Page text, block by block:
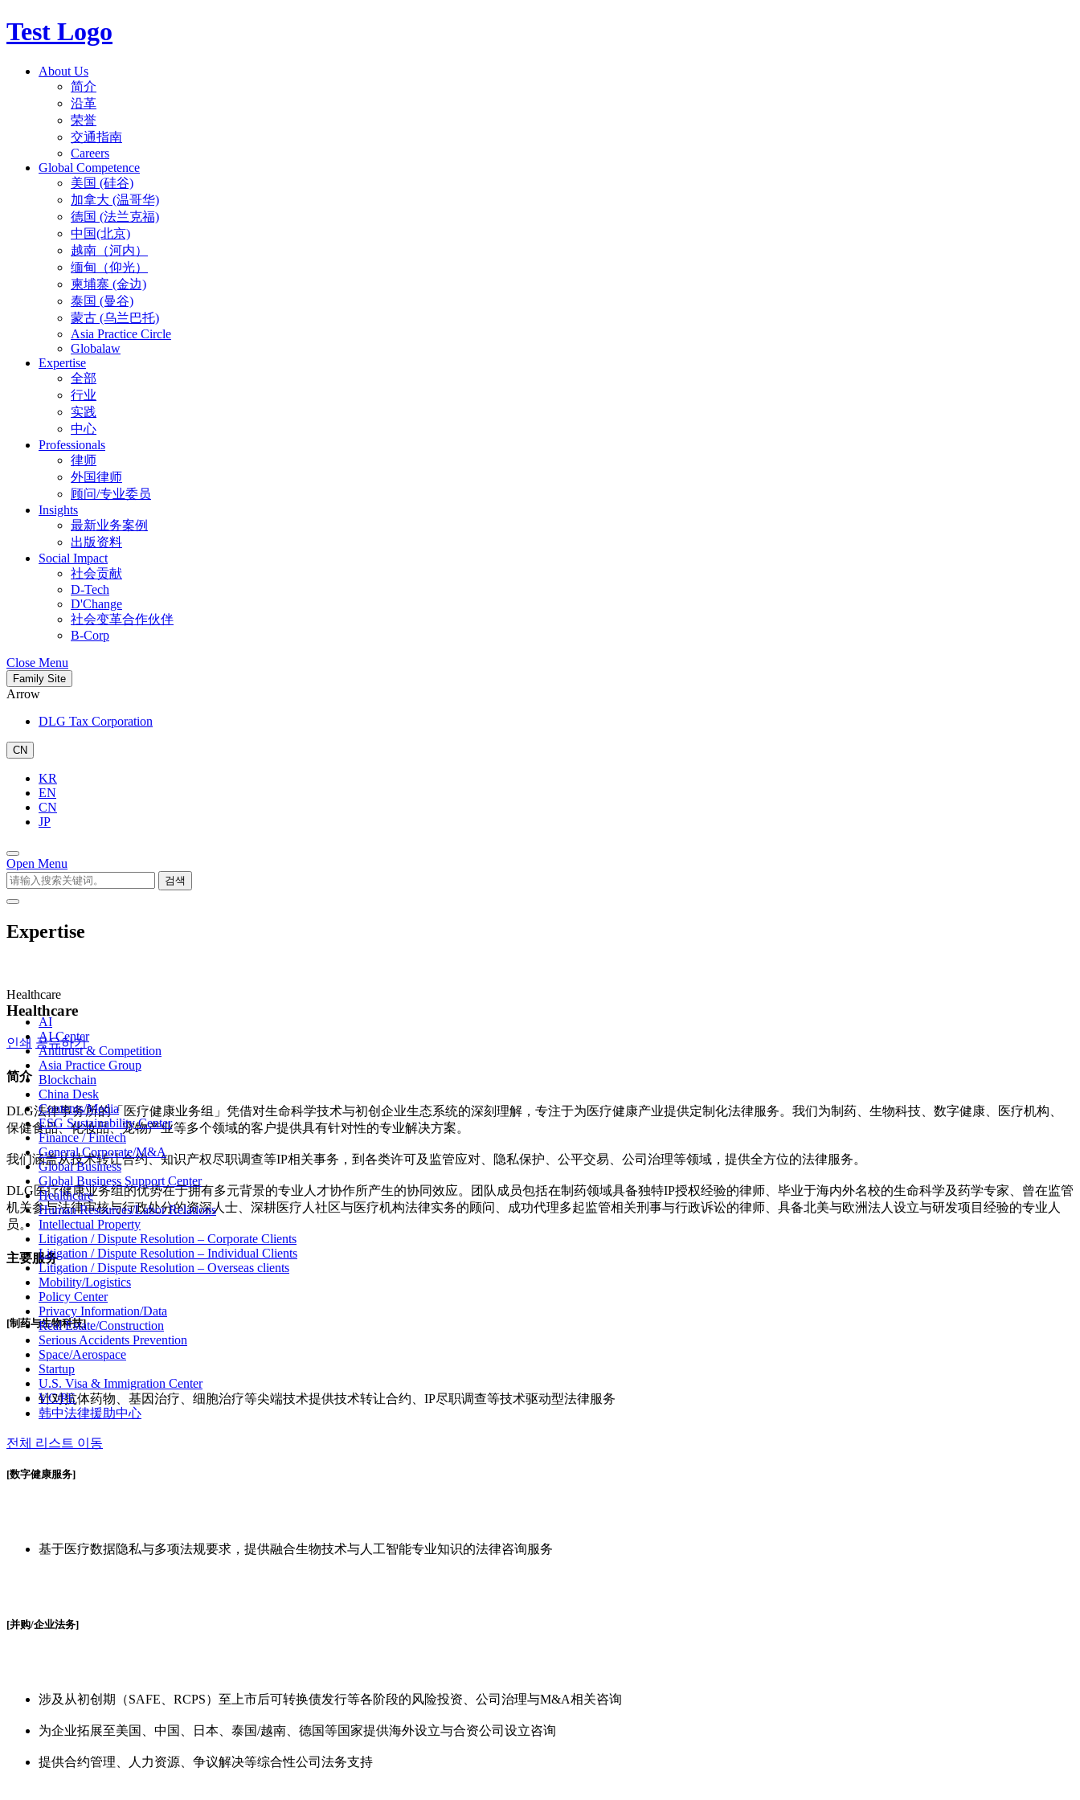
Test Logo
About Us
简介
沿革
荣誉
交通指南
Careers
Global Competence
美国 (硅谷)
加拿大 (温哥华)
德国 (法兰克福)
中国(北京)
越南（河内）
缅甸（仰光）
柬埔寨 (金边)
泰国 (曼谷)
蒙古 (乌兰巴托)
Asia Practice Circle
Globalaw
Expertise
全部
行业
实践
中心
Professionals
律师
外国律师
顾问/专业委员
Insights
最新业务案例
出版资料
Social Impact
社会贡献
D-Tech
D'Change
社会变革合作伙伴
B-Corp
Close Menu
Family Site
Arrow
DLG Tax Corporation
CN
KR
EN
CN
JP
Open Menu
검색
Expertise
Healthcare
AI
AI Center
Antitrust & Competition
Asia Practice Group
Blockchain
China Desk
Contents/Media
ESG Sustainability Center
Finance / Fintech
General Corporate/M&A
Global Business
Global Business Support Center
Healthcare
Human Resources/Labor Relations
Intellectual Property
Litigation / Dispute Resolution – Corporate Clients
Litigation / Dispute Resolution – Individual Clients
Litigation / Dispute Resolution – Overseas clients
Mobility/Logistics
Policy Center
Privacy Information/Data
Real Estate/Construction
Serious Accidents Prevention
Space/Aerospace
Startup
U.S. Visa & Immigration Center
VC/PE
韩中法律援助中心
전체 리스트 이동
Healthcare
인쇄 공유하기
简介
DLG法律事务所的「医疗健康业务组」凭借对生命科学技术与初创企业生态系统的深刻理解，专注于为医疗健康产业提供定制化法律服务。我们为制药、生物科技、数字健康、医疗机构、
保健食品、化妆品、宠物产业等多个领域的客户提供具有针对性的专业解决方案。
我们涵盖从技术转让合约、知识产权尽职调查等IP相关事务，到各类许可及监管应对、隐私保护、公平交易、公司治理等领域，提供全方位的法律服务。
DLG医疗健康业务组的优势在于拥有多元背景的专业人才协作所产生的协同效应。团队成员包括在制药领域具备独特IP授权经验的律师、毕业于海内外名校的生命科学及药学专家、曾在监管
机关参与法律审核与行政处分的资深人士、深耕医疗人社区与医疗机构法律实务的顾问、成功代理多起监管相关刑事与行政诉讼的律师、具备北美与欧洲法人设立与研发项目经验的专业人
员。
主要服务
[制药与生物科技]
针对抗体药物、基因治疗、细胞治疗等尖端技术提供技术转让合约、IP尽职调查等技术驱动型法律服务
[数字健康服务]
基于医疗数据隐私与多项法规要求，提供融合生物技术与人工智能专业知识的法律咨询服务
[并购/企业法务]
涉及从初创期（SAFE、RCPS）至上市后可转换债发行等各阶段的风险投资、公司治理与M&A相关咨询
为企业拓展至美国、中国、日本、泰国/越南、德国等国家提供海外设立与合资公司设立咨询
提供合约管理、人力资源、争议解决等综合性公司法务支持